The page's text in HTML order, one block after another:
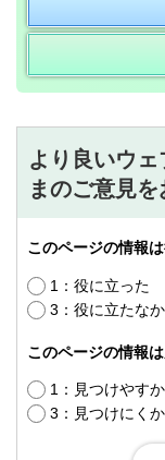
より良いウ
まのご意見
このページの情報
1：役に立った
3：役に立たな
このページの情報
1：見つけやす
3：見つけにく